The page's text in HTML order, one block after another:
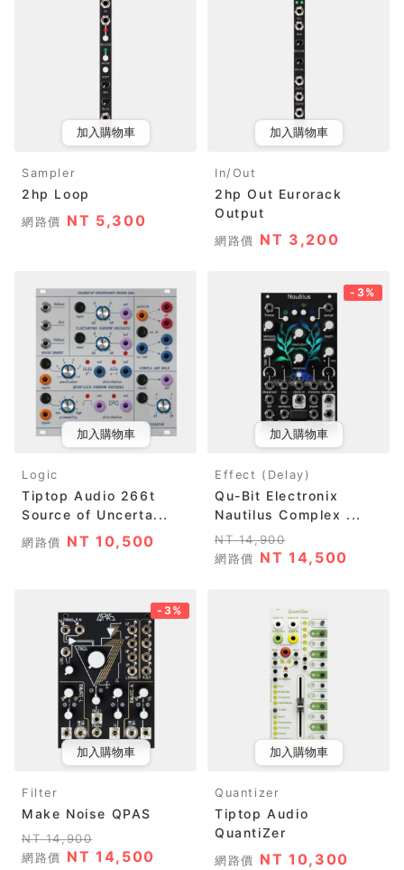
加入購物車
Sampler
2hp Loop
網路價 NT 5,300
加入購物車
In/Out
2hp Out Eurorack
Output
網路價 NT 3,200
加入購物車
Logic
Tiptop Audio 266t
Source of Uncerta...
網路價 NT 10,500
-3%
加入購物車
Effect (Delay)
Qu-Bit Electronix
Nautilus Complex ...
NT 14,900
網路價 NT 14,500
-3%
加入購物車
Filter
Make Noise QPAS
NT 14,900
網路價 NT 14,500
加入購物車
Quantizer
Tiptop Audio
QuantiZer
網路價 NT 10,300